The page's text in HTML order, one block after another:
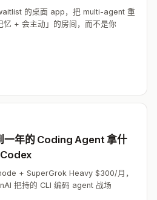
的桌面 app，把 multi-agent 重
+ 会主动」的房间，而不是你
一年的 Coding Agent 拿什
+ SuperGrok Heavy $300/月，
把持的 CLI 编码 agent 战场